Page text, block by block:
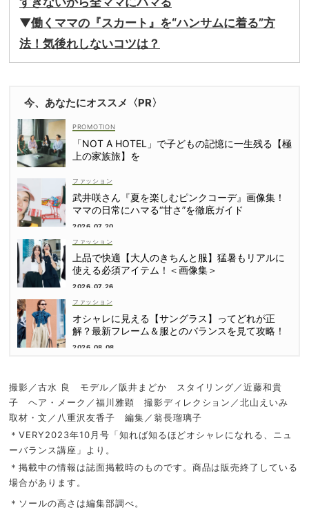
▼働くママの『スカート』を“ハンサムに着る”方
法！気後れしないコツは？
今、あなたにオススメ〈PR〉
「NOT A HOTEL」で子どもの記憶に一生残る【極
上の家族旅】を
ファッション
武井咲さん『夏を楽しむピンクコーデ』画像集！
ママの日常にハマる“甘さ”を徹底ガイド
2026.07.20
ファッション
上品で快適【大人のきちんと服】猛暑もリアルに
使える必須アイテム！＜画像集＞
2026.07.26
ファッション
オシャレに見える【サングラス】ってどれが正
解？最新フレーム＆服とのバランスを見て攻略！
2026.08.08
撮影／古水 良 モデル／阪井まどか スタイリング／近藤和貴
子 ヘア・メーク／福川雅顕 撮影ディレクション／北山えいみ
取材・文／八重沢友香子 編集／翁長瑠璃子
＊VERY2023年10月号「知れば知るほどオシャレになれる、ニュ
ーバランス講座」より。
＊掲載中の情報は誌面掲載時のものです。商品は販売終了している
場合があります。
＊ソールの高さは編集部調べ。